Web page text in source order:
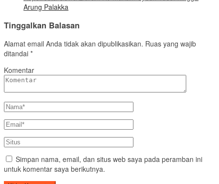
Arung Palakka
Tinggalkan Balasan
Alamat email Anda tidak akan dipublikasikan. Ruas yang wajib
ditandai *
Komentar
Simpan nama, email, dan situs web saya pada peramban ini
untuk komentar saya berikutnya.